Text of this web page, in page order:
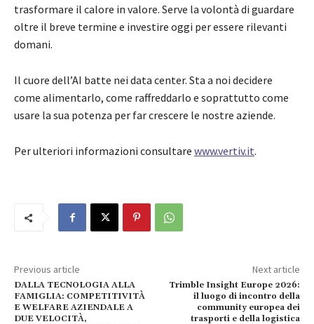
trasformare il calore in valore. Serve la volontà di guardare
oltre il breve termine e investire oggi per essere rilevanti
domani.
Il cuore dell’AI batte nei data center. Sta a noi decidere
come alimentarlo, come raffreddarlo e soprattutto come
usare la sua potenza per far crescere le nostre aziende.
Per ulteriori informazioni consultare www.vertiv.it.
Previous article
DALLA TECNOLOGIA ALLA
FAMIGLIA: COMPETITIVITÀ
E WELFARE AZIENDALE A
DUE VELOCITÀ,
Next article
Trimble Insight Europe 2026:
il luogo di incontro della
community europea dei
trasporti e della logistica